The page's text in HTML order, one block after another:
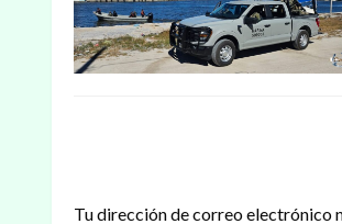
Tu dirección de correo electrónico